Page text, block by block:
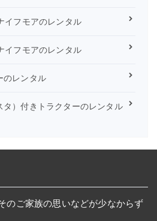
イフモアのレンタル
イフモアのレンタル
のレンタル
）付きトラクターのレンタル
のご家族の思いなどが少なからず